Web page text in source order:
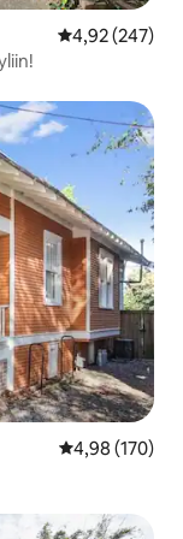
4,92 (247)
4,98 (170)